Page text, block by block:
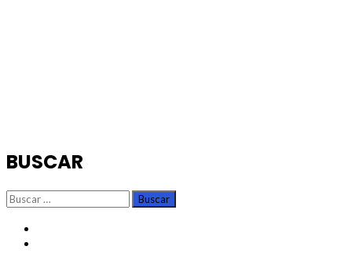
BUSCAR
Buscar: